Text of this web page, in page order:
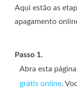
Aqui estão as
apagamento
Passo 1.
Abra esta
grátis online.